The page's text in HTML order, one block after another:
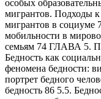
особых
мигрантов. Подходы
мигрантов в социуме
мобильности в
семьям 74 ГЛАВА
Бедность как
феномена бедности:
портрет бедного
бедность 86 5.5.